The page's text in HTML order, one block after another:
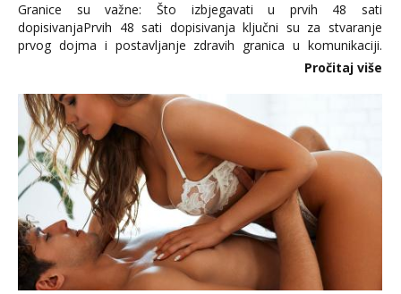
Granice su važne: Što izbjegavati u prvih 48 sati
dopisivanjaPrvih 48 sati dopisivanja ključni su za stvaranje
prvog dojma i postavljanje zdravih granica u komunikaciji.
Važno je izbjeći prebrzo otkrivanje osobnih ili intimnih
informacija, jer nepoznata osoba još nije zaslužila to
povjerenje. Takođe...
Pročitaj više